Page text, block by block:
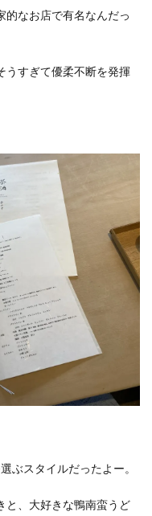
的なお店で有名なんだっ
うすぎて優柔不断を発揮
ぶスタイルだったよー。
と、大好きな鴨南蛮うど